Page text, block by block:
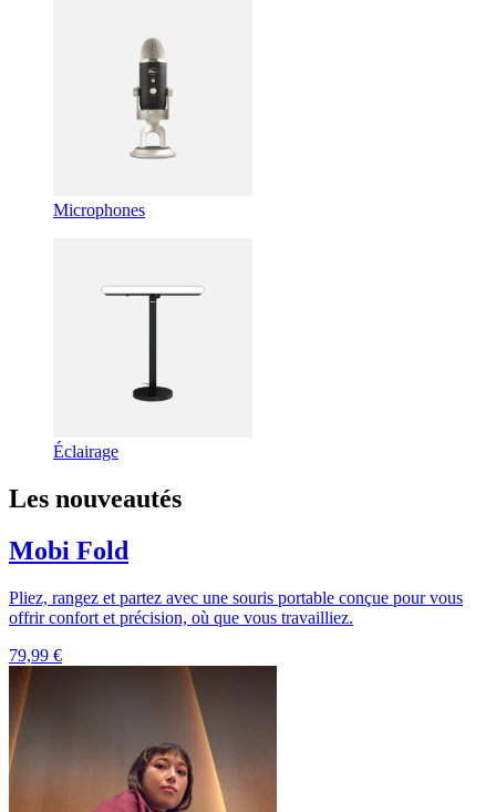
Microphones
Éclairage
Les nouveautés
Mobi Fold
Pliez, rangez et partez avec une souris portable conçue pour vous
offrir confort et précision, où que vous travailliez.
79,99 €